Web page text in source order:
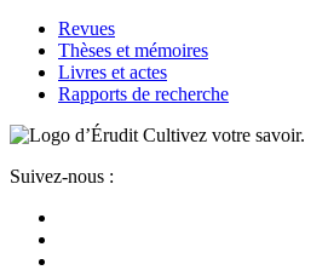
Revues
Thèses et mémoires
Livres et actes
Rapports de recherche
Cultivez votre savoir.
Suivez-nous :